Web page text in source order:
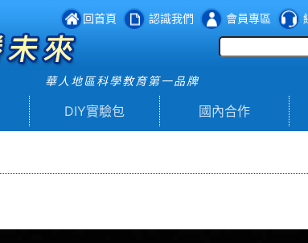
回首頁 認識我們 會員專區
華人地區科學教育第一品牌
DIY實驗包 國內合作